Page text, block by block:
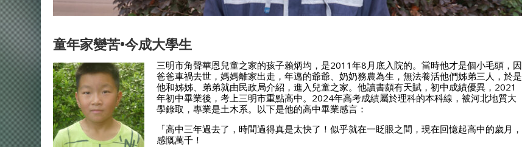
童年家變苦•今成大學生
三明市角聲華恩兒童之家的孩子賴炳均，是2011年8月底入院的。當時他才是個小毛頭，因
爸爸車禍去世，媽媽離家出走，年邁的爺爺、奶奶務農為生，無法養活他們姊弟三人，於是
他和姊姊、弟弟就由民政局介紹，進入兒童之家。他讀書頗有天賦，初中成績優異，2021
年初中畢業後，考上三明市重點高中。2024年高考成績屬於理科的本科線，被河北地質大
學錄取，專業是土木系。以下是他的高中畢業感言：
「高中三年過去了，時間過得真是太快了！似乎就在一眨眼之間，現在回憶起高中的歲月，
感慨萬千！